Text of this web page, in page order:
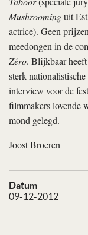
Datum
09-12-2012
Mushroominguit
actrice). Geen
meedongen in de
Zéro. Blijkbaar
sterk
interview voor de
filmmakers lovende
mond gelegd.
Joost Broeren